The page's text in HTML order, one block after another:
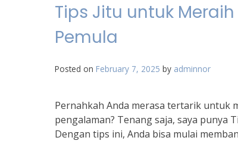
Tips Jitu untuk
Pemula
Posted on February 7, 2025 by adminnor
Pernahkah Anda merasa tertarik untuk
pengalaman? Tenang saja, saya punya
Dengan tips ini, Anda bisa mulai